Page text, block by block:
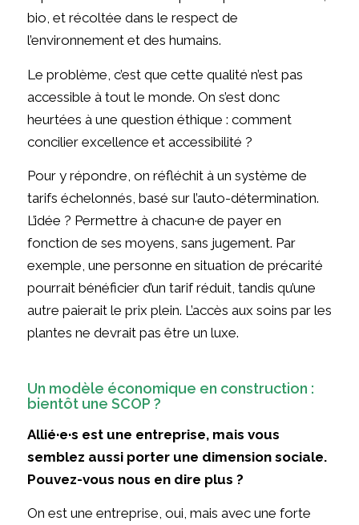
bio, et récoltée dans le respect de
l’environnement et des humains.
Le problème, c’est que cette qualité n’est pas
accessible à tout le monde. On s’est donc
heurtées à une question éthique : comment
concilier excellence et accessibilité ?
Pour y répondre, on réfléchit à un système de
tarifs échelonnés, basé sur l’auto-détermination.
L’idée ? Permettre à chacun·e de payer en
fonction de ses moyens, sans jugement. Par
exemple, une personne en situation de précarité
pourrait bénéficier d’un tarif réduit, tandis qu’une
autre paierait le prix plein. L’accès aux soins par les
plantes ne devrait pas être un luxe.
Un modèle économique en construction :
bientôt une SCOP ?
Allié·e·s est une entreprise, mais vous
semblez aussi porter une dimension sociale.
Pouvez-vous nous en dire plus ?
On est une entreprise, oui, mais avec une forte